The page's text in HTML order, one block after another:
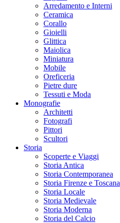
Arredamento e Interni
Ceramica
Corallo
Gioielli
Glittica
Maiolica
Miniatura
Mobile
Oreficeria
Pietre dure
Tessuti e Moda
Monografie
Architetti
Fotografi
Pittori
Scultori
Storia
Scoperte e Viaggi
Storia Antica
Storia Contemporanea
Storia Firenze e Toscana
Storia Locale
Storia Medievale
Storia Moderna
Storia del Calcio